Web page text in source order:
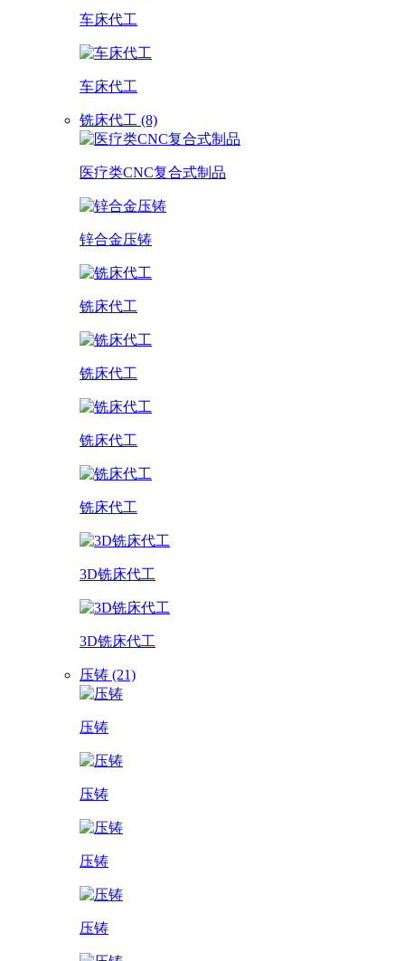
车床代工
车床代工
铣床代工 (8)
医疗类CNC复合式制品
锌合金压铸
铣床代工
铣床代工
铣床代工
铣床代工
3D铣床代工
3D铣床代工
压铸 (21)
压铸
压铸
压铸
压铸